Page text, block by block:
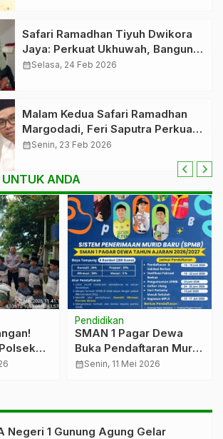
Safari Ramadhan Tiyuh Dwikora
Jaya: Perkuat Ukhuwah, Bangun
Kebersamaan di Mushola
calendar_monthSelasa, 24 Feb 2026
Malam Kedua Safari Ramadhan
Margodadi, Feri Saputra Perkuat
Silaturahmi di Mushola Darrus
calendar_monthSenin, 23 Feb 2026
UNTUK ANDA
Pendidikan
SMAN 1 Pagar Dewa
Buka Pendaftaran Murid
Baru Tahun Ajaran
calendar_monthSenin, 11 Mei 2026
Negeri 1 Gunung Agung Gelar